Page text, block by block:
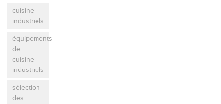
cuisine
industriels
équipements
de
cuisine
industriels
sélection
des